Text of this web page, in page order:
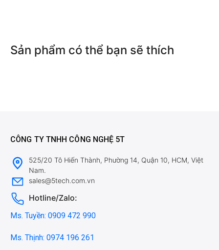
Sản phẩm có thể bạn sẽ thích
CÔNG TY TNHH CÔNG NGHỆ 5T
525/20 Tô Hiến Thành, Phường 14, Quận 10, HCM, Việt
Nam.
sales@5tech.com.vn
Hotline/Zalo:
Ms. Tuyền: 0909 472 990
Ms. Thịnh: 0974 196 261